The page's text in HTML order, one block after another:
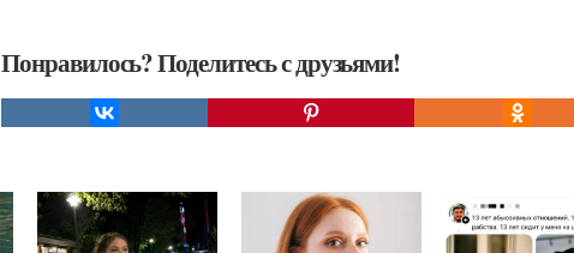
Понравилось? Поделитесь с друзьями!